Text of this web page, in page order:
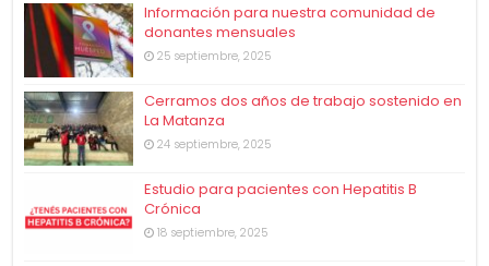
Información para nuestra comunidad de
donantes mensuales
25 septiembre, 2025
Cerramos dos años de trabajo sostenido en
La Matanza
24 septiembre, 2025
Estudio para pacientes con Hepatitis B
Crónica
18 septiembre, 2025